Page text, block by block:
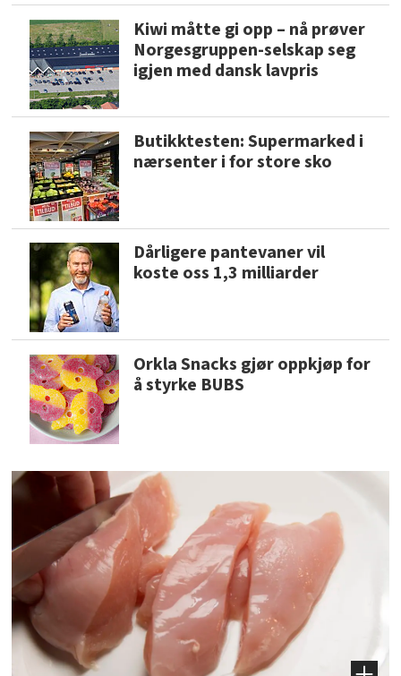
Kiwi måtte gi opp – nå prøver
Norgesgruppen-selskap seg
igjen med dansk lavpris
Butikktesten: Supermarked i
nærsenter i for store sko
Dårligere pantevaner vil
koste oss 1,3 milliarder
Orkla Snacks gjør oppkjøp for
å styrke BUBS